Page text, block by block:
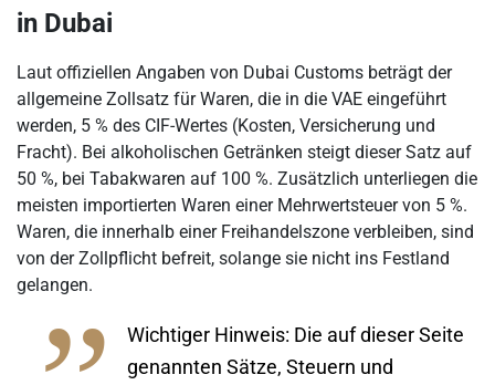
in Dubai
Laut offiziellen Angaben von Dubai Customs beträgt der
allgemeine Zollsatz für Waren, die in die VAE eingeführt
werden, 5 % des CIF-Wertes (Kosten, Versicherung und
Fracht). Bei alkoholischen Getränken steigt dieser Satz auf
50 %, bei Tabakwaren auf 100 %. Zusätzlich unterliegen die
meisten importierten Waren einer Mehrwertsteuer von 5 %.
Waren, die innerhalb einer Freihandelszone verbleiben, sind
von der Zollpflicht befreit, solange sie nicht ins Festland
gelangen.
Wichtiger Hinweis: Die auf dieser Seite
genannten Sätze, Steuern und